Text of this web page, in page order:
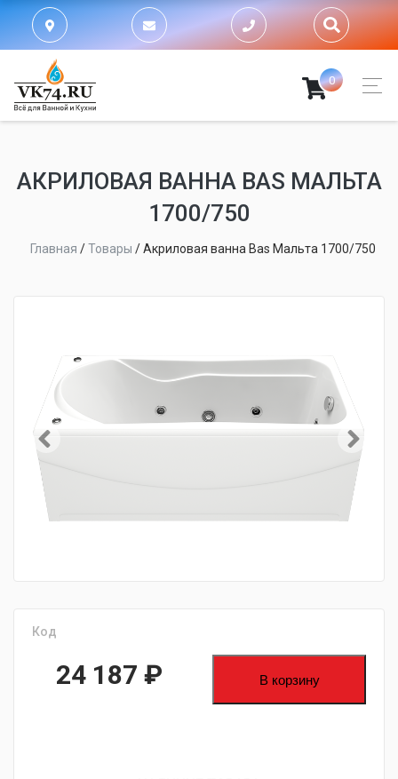
0
АКРИЛОВАЯ ВАННА BAS МАЛЬТА
1700/750
Главная /Товары /Акриловая ванна Bas Мальта 1700/750
Код
24 187 ₽ В корзину